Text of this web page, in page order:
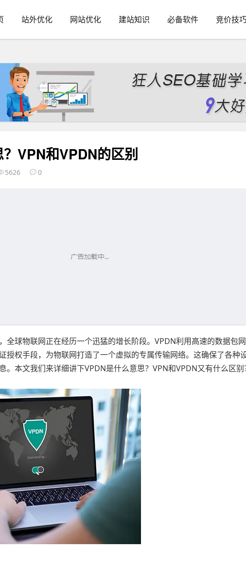
站外优化 网站优化 建站知识 必备软件 竞价技
VPN和VPDN的区别
5626 0
全球物联网正在经历一个迅猛的增长阶段。VPDN利用高速的数据包
授权手段，为物联网打造了一个虚拟的专属传输网络。这确保了各种
。本文我们来详细讲下VPDN是什么意思？VPN和VPDN又有什么区别